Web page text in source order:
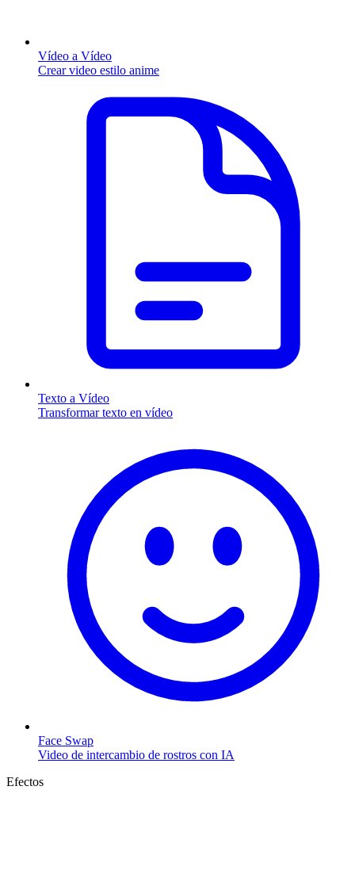
Vídeo a Vídeo
Crear video estilo anime
Texto a Vídeo
Transformar texto en vídeo
Face Swap
Video de intercambio de rostros con IA
Efectos